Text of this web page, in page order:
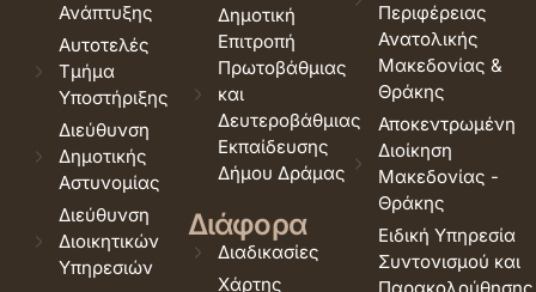
Ανάπτυξης
Αυτοτελές
Τμήμα
Υποστήριξης
Διεύθυνση
Δημοτικής
Αστυνομίας
Διεύθυνση
Διοικητικών
Υπηρεσιών
Δημοτική
Επιτροπή
Πρωτοβάθμιας
και
Δευτεροβάθμιας
Εκπαίδευσης
Δήμου Δράμας
Διάφορα
Διαδικασίες
Χάρτης
Περιφέρειας
Ανατολικής
Μακεδονίας &
Θράκης
Αποκεντρωμένη
Διοίκηση
Μακεδονίας -
Θράκης
Ειδική Υπηρεσία
Συντονισμού και